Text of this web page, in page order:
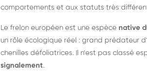
comportements et aux statuts très
Le frelon européen est une espèce native
un rôle écologique réel : grand prédateur
chenilles défoliatrices. Il n'est pas classé
signalement.